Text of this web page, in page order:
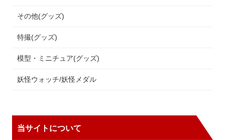
その他(グッズ)
特撮(グッズ)
模型・ミニチュア(グッズ)
妖怪ウォッチ/妖怪メダル
当サイトについて